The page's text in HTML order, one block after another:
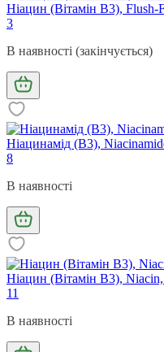
Ніацин (Вітамін В3), Flush-
3
В наявності (закінчується)
Ніацинамід (В3),
8
В наявності
Ніацин (Вітамін В3),
11
В наявності